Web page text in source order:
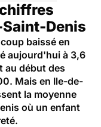
Denis
baissé en
aujourd'hui à 3,6
au début des
Mais en Ile-de-
la moyenne
où un enfant